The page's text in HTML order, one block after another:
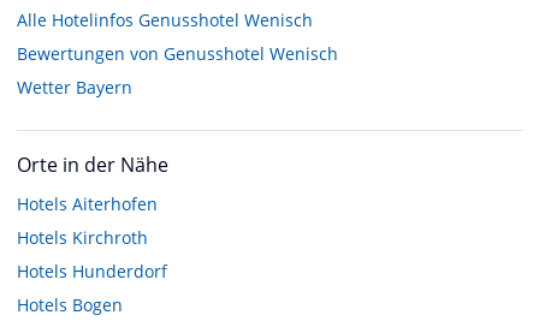
Alle Hotelinfos Genusshotel Wenisch
Bewertungen von Genusshotel Wenisch
Wetter Bayern
Orte in der Nähe
Hotels Aiterhofen
Hotels Kirchroth
Hotels Hunderdorf
Hotels Bogen